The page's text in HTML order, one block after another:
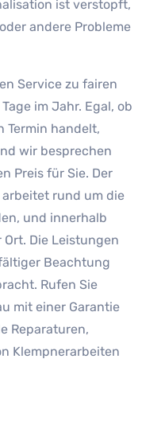
ist verstopft,
andere Probleme
Service zu fairen
im Jahr. Egal, ob
Termin handelt,
wir besprechen
Preis für Sie. Der
arbeitet rund um die
und innerhalb
Die Leistungen
Beachtung
Rufen Sie
mit einer Garantie
Reparaturen,
Klempnerarbeiten